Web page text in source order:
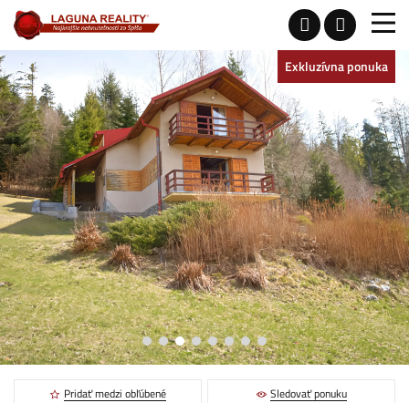
Exkluzívna ponuka
Pridať medzi obľúbené Sledovať ponuku